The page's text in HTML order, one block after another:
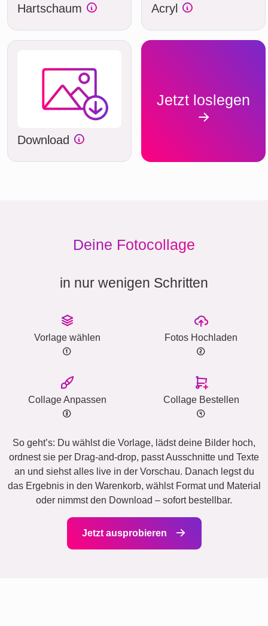
Hartschaum Acryl
Download
Jetzt loslegen
Deine Fotocollage
in nur wenigen Schritten
Vorlage wählen Fotos Hochladen
Collage Anpassen Collage Bestellen
So geht’s: Du wählst die Vorlage, lädst deine Bilder hoch,
ordnest sie per Drag-and-drop, passt Ausschnitte und Texte
an und siehst alles live in der Vorschau. Danach legst du
das Ergebnis in den Warenkorb, wählst Format und Material
oder nimmst den Download – sofort bestellbar.
Jetzt ausprobieren